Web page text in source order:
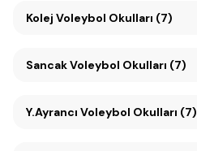
Kolej Voleybol Okulları (7)
Sancak Voleybol Okulları (7)
Y.Ayrancı Voleybol Okulları (7)